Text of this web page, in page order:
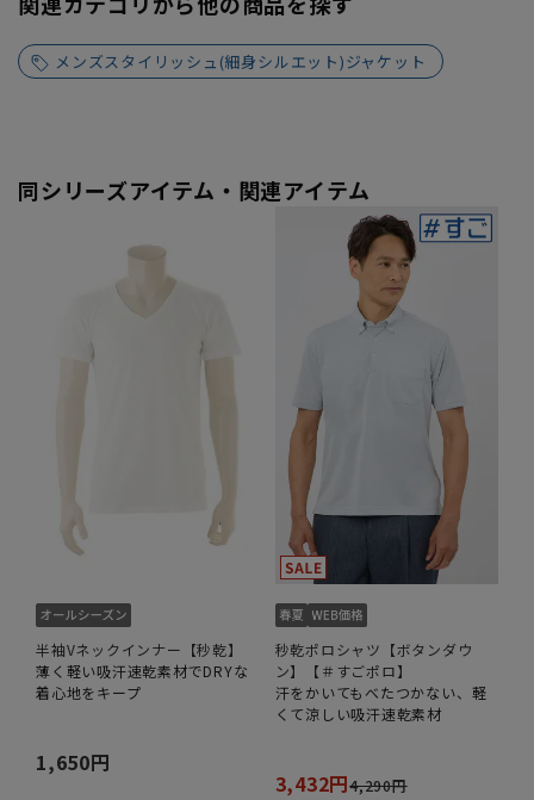
メンズスタイリッシュ(細身シルエット)ジャケット
同シリーズアイテム・関連アイテム
半袖Vネックインナー【秒乾】
薄く軽い吸汗速乾素材でDRYな
着心地をキープ
1,650円
秒乾ポロシャツ【ボタンダウ
ン】【＃すごポロ】
汗をかいてもべたつかない、軽
くて涼しい吸汗速乾素材
3,432円4,290円